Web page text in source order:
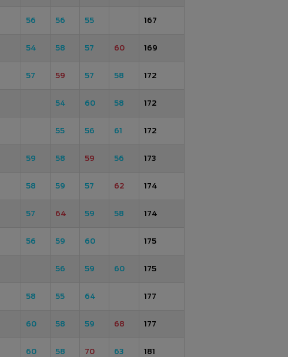
56 56 55 167
54 58 57 60 169
57 59 57 58 172
54 60 58 172
55 56 61 172
59 58 59 56 173
58 59 57 62 174
57 64 59 58 174
56 59 60 175
56 59 60 175
58 55 64 177
60 58 59 68 177
60 58 70 63 181